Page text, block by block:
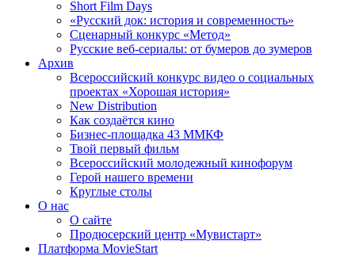
Short Film Days
«Русский док: история и современность»
Сценарный конкурс «Метод»
Русские веб-сериалы: от бумеров до зумеров
Архив
Всероссийский конкурс видео о социальных
проектах «Хорошая история»
New Distribution
Как создаётся кино
Бизнес-площадка 43 ММКФ
Твой первый фильм
Всероссийский молодежный кинофорум
Герой нашего времени
Круглые столы
О нас
О сайте
Продюсерский центр «Мувистарт»
Платформа MovieStart